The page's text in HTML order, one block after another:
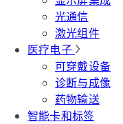
光通信
激光组件
医疗电子
可穿戴设备
诊断与成像
药物输送
智能卡和标签